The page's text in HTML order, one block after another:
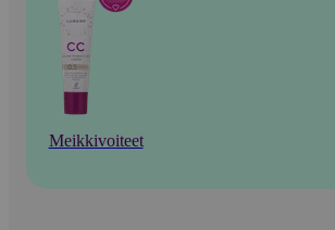
Meikkivoiteet